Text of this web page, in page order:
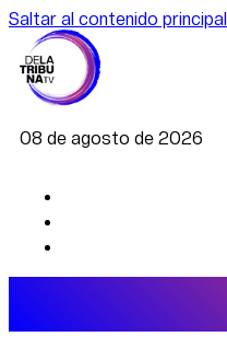
Saltar al contenido principal
08 de agosto de 2026